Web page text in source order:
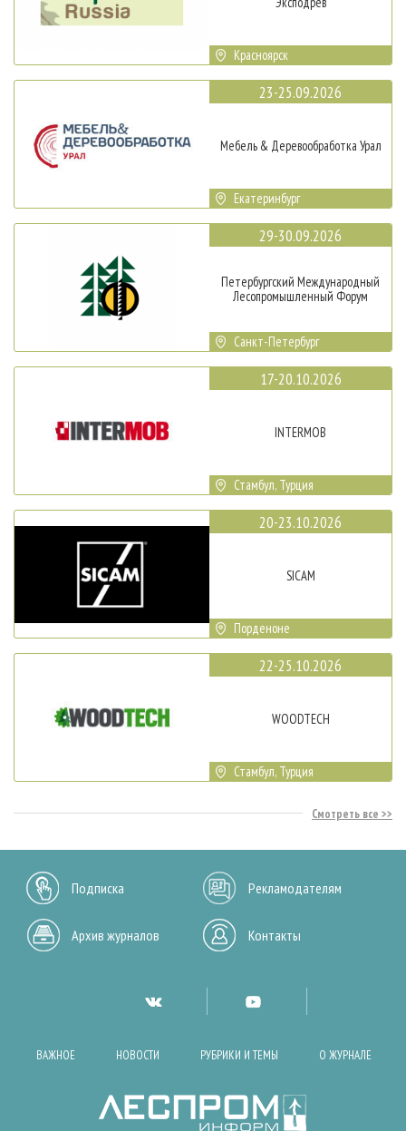
Красноярск
23-25.09.2026
Мебель & Деревообработка Урал
Екатеринбург
29-30.09.2026
Петербургский Международный
Лесопромышленный Форум
Санкт-Петербург
17-20.10.2026
INTERMOB
Стамбул, Турция
20-23.10.2026
SICAM
Порденоне
22-25.10.2026
WOODTECH
Стамбул, Турция
Смотреть все
Подписка Рекламодателям
Архив журналов Контакты
ВАЖНОЕ НОВОСТИ РУБРИКИ И ТЕМЫ О ЖУРНАЛЕ